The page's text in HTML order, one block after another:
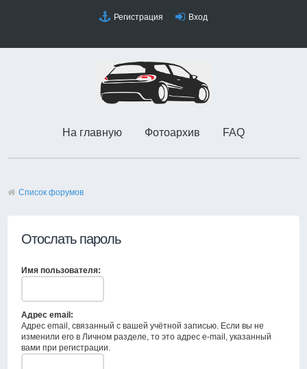
Регистрация Вход
На главную Фотоархив FAQ
Список форумов
Отослать пароль
Имя пользователя:
Адрес email:
Адрес email, связанный с вашей учётной записью. Если вы не
изменили его в Личном разделе, то это адрес e-mail, указанный
вами при регистрации.